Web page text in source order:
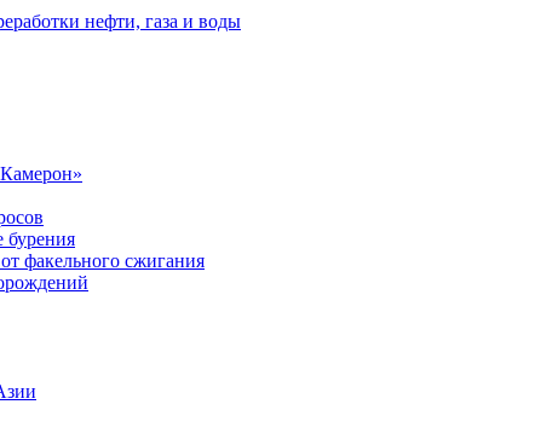
нефти, газа и воды
бурения
факельного сжигания